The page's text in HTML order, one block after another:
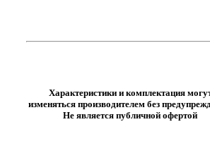
Характеристики и комплектация
изменяться производителем без
Не является публичной офертой